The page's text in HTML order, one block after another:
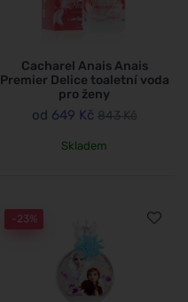
Cacharel Anais Anais
Premier Delice toaletní voda
pro ženy
od 649 Kč 843 Kč
Skladem
-23%